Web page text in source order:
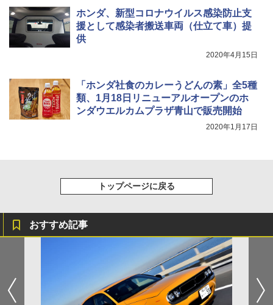
ホンダ、新型コロナウイルス感染防止支
援として感染者搬送車両（仕立て車）提
供
2020年4月15日
「ホンダ社食のカレーうどんの素」全5種
類、1月18日リニューアルオープンのホ
ンダウエルカムプラザ青山で販売開始
2020年1月17日
トップページに戻る
おすすめ記事